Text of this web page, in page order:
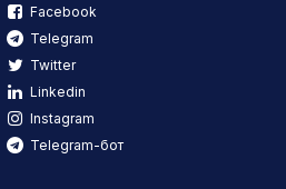
Facebook
Telegram
Twitter
Linkedin
Instagram
Telegram-бот